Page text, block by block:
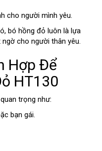
cho người mình yêu.
bó hồng đỏ luôn là lựa
cho người thân yêu.
Hợp Để
HT130
trọng như:
bạn gái.